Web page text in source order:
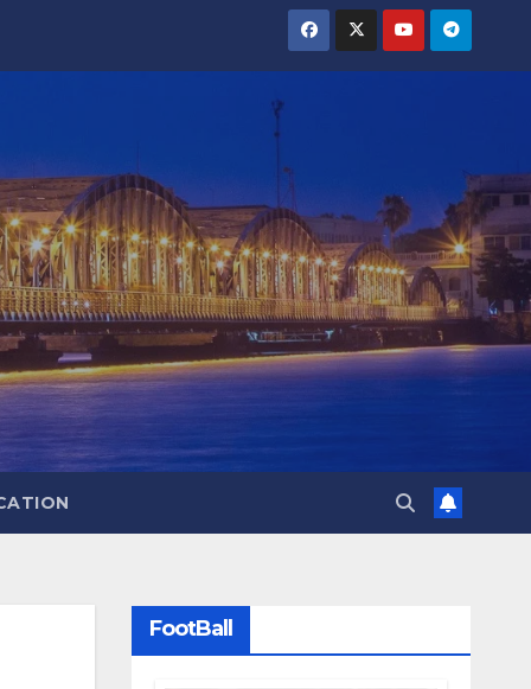
FootBall